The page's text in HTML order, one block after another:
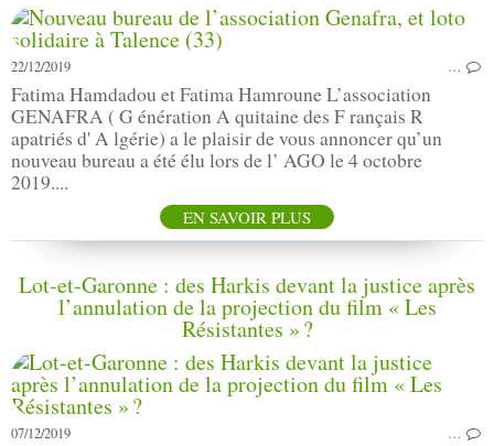
22/12/2019 …
Fatima Hamdadou et Fatima Hamroune L’association
GENAFRA ( G énération A quitaine des F rançais R
apatriés d' A lgérie) a le plaisir de vous annoncer qu’un
nouveau bureau a été élu lors de l’ AGO le 4 octobre
2019....
EN SAVOIR PLUS
Lot-et-Garonne : des Harkis devant la justice après
l’annulation de la projection du film « Les
Résistantes » ?
07/12/2019 …